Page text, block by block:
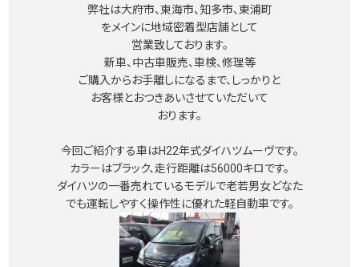
弊社は大府市、東海市、知多市、東浦町
をメインに地域密着型店舗として
営業致しております。
新車、中古車販売、車検、修理等
ご購入からお手離しになるまで、しっかりと
お客様とおつきあいさせていただいて
おります。
今回ご紹介する車はH22年式ダイハツムーヴです。
カラーはブラック、走行距離は56000キロです。
ダイハツの一番売れているモデルで老若男女どなた
でも運転しやすく操作性に優れた軽自動車です。